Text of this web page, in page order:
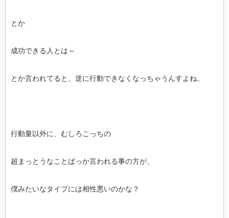
とか
成功できる人とは～
とか言われてると、逆に行動できなくなっちゃうんすよね。
行動量以外に、むしろこっちの
超まっとうなことばっか言われる事の方が、
僕みたいなタイプには相性悪いのかな？